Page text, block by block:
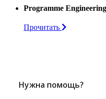
Programme
Прочитать
Нужна помощь?